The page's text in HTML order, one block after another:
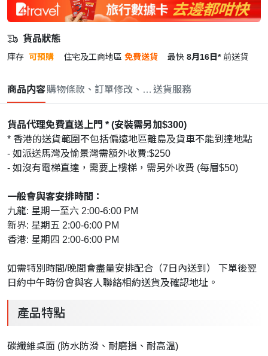
貨品狀態
庫存 可預購 住宅及工商地區 免費送貨 最快 8月16日* 前送貨
商品内容購物條款、訂單修改、取消與退款政策
送貨服務
貨品代理免費直送上門 * (安裝需另加$300)
* 香港的送貨範圍不包括偏遠地區離島及貨車不能到達地點
- 如派送馬灣及愉景灣需額外收費:$250
- 如沒有電梯直達，需要上樓梯，需另外收費 (每層$50)
一般會與客安排時間：
九龍: 星期一至六 2:00-6:00 PM
新界: 星期五 2:00-6:00 PM
香港: 星期四 2:00-6:00 PM
如需特別時間/晚間會盡量安排配合（7日內送到） 下單後翌
日約中午時份會與客人聯絡相約送貨及確認地址。
產品特點
碳纖維桌面 (防水防滑、耐磨損、耐高溫)